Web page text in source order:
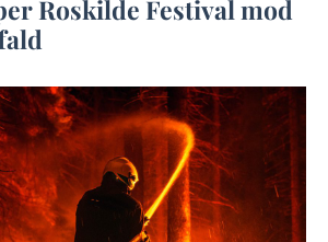
Roskilde Festival mod